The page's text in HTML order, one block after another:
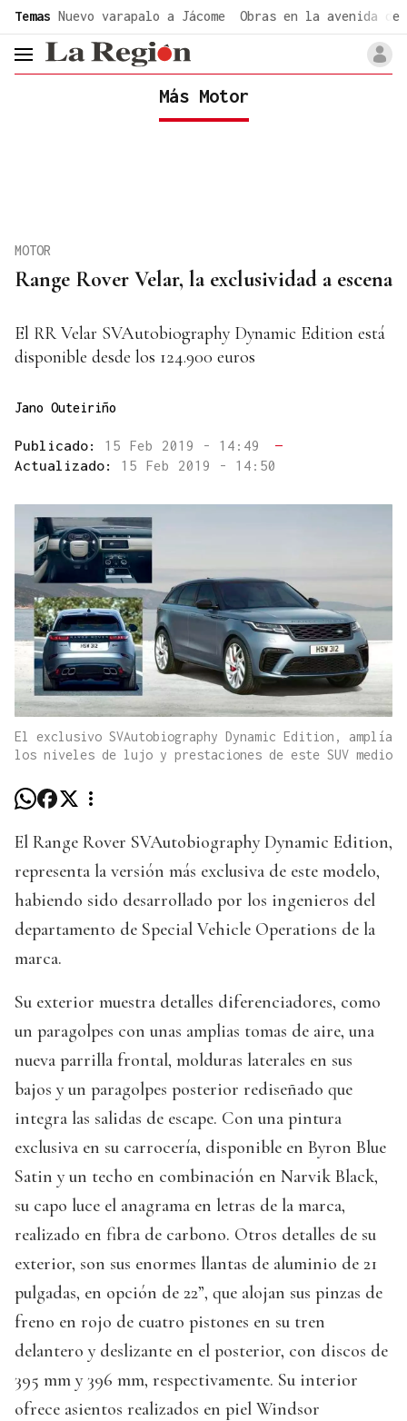
Temas Nuevo varapalo a Jácome Obras en la avenida de
header.menu.open
Más Motor
Range Rover Velar, la exclusividad a escena
MOTOR
El RR Velar SVAutobiography Dynamic Edition está
disponible desde los 124.900 euros
Jano Outeiriño
Publicado: 15 Feb 2019 - 14:49
—
Actualizado: 15 Feb 2019 - 14:50
El exclusivo SVAutobiography Dynamic Edition, amplía
los niveles de lujo y prestaciones de este SUV medio
El Range Rover SVAutobiography Dynamic Edition,
representa la versión más exclusiva de este modelo,
habiendo sido desarrollado por los ingenieros del
departamento de Special Vehicle Operations de la
marca.
Su exterior muestra detalles diferenciadores, como
un paragolpes con unas amplias tomas de aire, una
nueva parrilla frontal, molduras laterales en sus
bajos y un paragolpes posterior rediseñado que
integra las salidas de escape. Con una pintura
exclusiva en su carrocería, disponible en Byron Blue
Satin y un techo en combinación en Narvik Black,
su capo luce el anagrama en letras de la marca,
realizado en fibra de carbono. Otros detalles de su
exterior, son sus enormes llantas de aluminio de 21
pulgadas, en opción de 22”, que alojan sus pinzas de
freno en rojo de cuatro pistones en su tren
delantero y deslizante en el posterior, con discos de
395 mm y 396 mm, respectivamente. Su interior
ofrece asientos realizados en piel Windsor